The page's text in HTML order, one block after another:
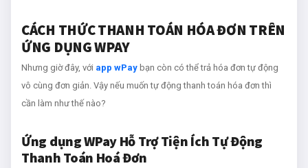
CÁCH THỨC THANH TOÁN HÓA ĐƠN TRÊN
ỨNG DỤNG WPAY
Nhưng giờ đây, với app wPay bạn còn có thể trả hóa đơn tự động
vô cùng đơn giản. Vậy nếu muốn tự động thanh toán hóa đơn thì
cần làm như thế nào?
Ứng dụng WPay Hỗ Trợ Tiện Ích Tự Động
Thanh Toán Hoá Đơn